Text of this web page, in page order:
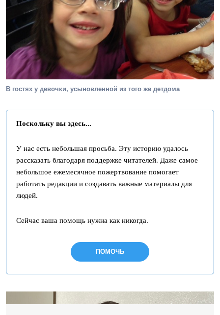
В гостях у девочки, усыновленной из того же детдома
Поскольку вы здесь...
У нас есть небольшая просьба. Эту историю удалось
рассказать благодаря поддержке читателей. Даже самое
небольшое ежемесячное пожертвование помогает
работать редакции и создавать важные материалы для
людей.
Сейчас ваша помощь нужна как никогда.
ПОМОЧЬ